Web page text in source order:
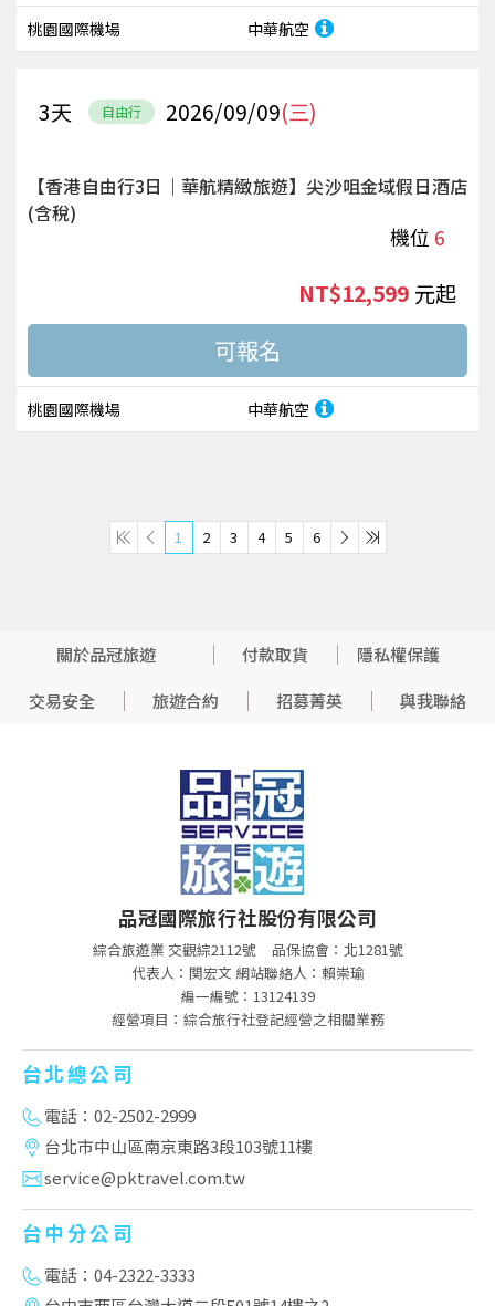
桃園國際機場 中華航空
自由行 2026/09/09(三)
3天
【香港自由行3日｜華航精緻旅遊】尖沙咀金域假日酒店
(含稅)
機位 6
桃園國際機場 中華航空
NT$12,599 起
1 2 3 4 5 6
關於品冠旅遊 付款取貨
隱私權保護
交易安全
旅遊合約 招募菁英 與我聯絡
品冠國際旅行社股份有限公司
綜合旅遊業 交觀綜2112號
品保協會：北1281號
代表人：関宏文 網站聯絡人：賴崇瑜
編一編號：13124139
經營項目：綜合旅行社登記經營之相關業務
台北總公司
電話：02-2502-2999
台北市中山區南京東路3段103號11樓
service@pktravel.com.tw
台中分公司
電話：04-2322-3333